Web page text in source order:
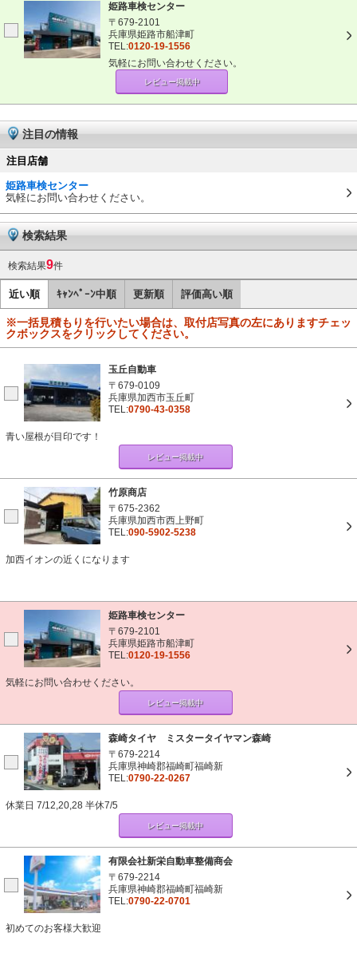
姫路車検センター
〒679-2101
兵庫県姫路市船津町
TEL:0120-19-1556
気軽にお問い合わせください。
レビュー掲載中
注目の情報
注目店舗
姫路車検センター
気軽にお問い合わせください。
検索結果
検索結果9件
近い順 ｷｬﾝﾍﾟｰﾝ中順 更新順 評価高い順
※一括見積もりを行いたい場合は、取付店写真の左にありますチェッ
クボックスをクリックしてください。
玉丘自動車
〒679-0109
兵庫県加西市玉丘町
TEL:0790-43-0358
青い屋根が目印です！
レビュー掲載中
竹原商店
〒675-2362
兵庫県加西市西上野町
TEL:090-5902-5238
加西イオンの近くになります
姫路車検センター
〒679-2101
兵庫県姫路市船津町
TEL:0120-19-1556
気軽にお問い合わせください。
レビュー掲載中
森崎タイヤ ミスタータイヤマン森崎
〒679-2214
兵庫県神崎郡福崎町福崎新
TEL:0790-22-0267
休業日 7/12,20,28 半休7/5
レビュー掲載中
有限会社新栄自動車整備商会
〒679-2214
兵庫県神崎郡福崎町福崎新
TEL:0790-22-0701
初めてのお客様大歓迎